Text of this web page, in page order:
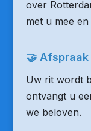
over
met u mee
🤝
Uw rit wordt
ontvangt u
we beloven.